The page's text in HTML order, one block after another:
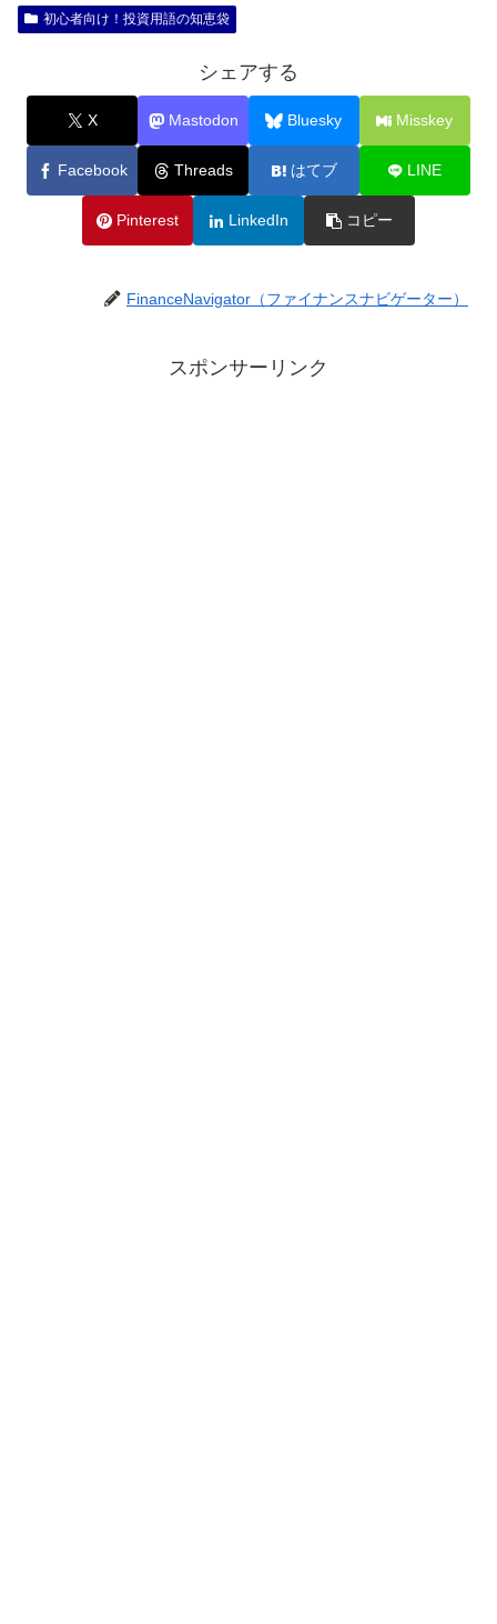
初心者向け！投資用語の知恵袋
シェアする
X Mastodon Bluesky Misskey
Facebook Threads はてブ LINE
Pinterest LinkedIn コピー
FinanceNavigator（ファイナンスナビゲーター）
スポンサーリンク